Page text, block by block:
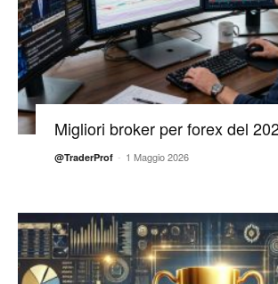
Migliori broker per forex del
@TraderProf - 1 Maggio 2026